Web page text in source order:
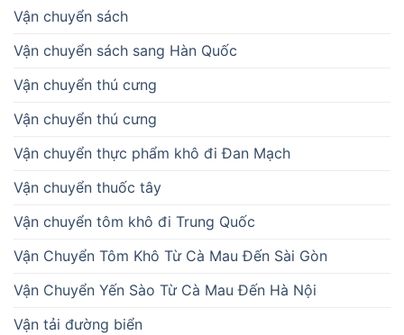
Vận chuyển sách
Vận chuyển sách sang Hàn Quốc
Vận chuyển thú cưng
Vận chuyển thú cưng
Vận chuyển thực phẩm khô đi Đan Mạch
Vận chuyển thuốc tây
Vận chuyển tôm khô đi Trung Quốc
Vận Chuyển Tôm Khô Từ Cà Mau Đến Sài Gòn
Vận Chuyển Yến Sào Từ Cà Mau Đến Hà Nội
Vận tải đường biển